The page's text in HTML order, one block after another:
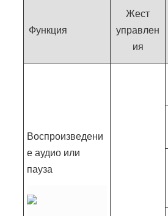
Функция
Жест
управлен
ия
Воспроизведени
е аудио или
пауза